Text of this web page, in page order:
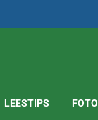
LEESTIPS